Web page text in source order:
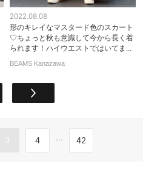
2022.08.08
形のキレイなマスタード色のスカート
♡ちょっと秋も意識して今から長く着
られます！ハイウエストではいてま...
BEAMS Kanazawa
3 4 ... 42